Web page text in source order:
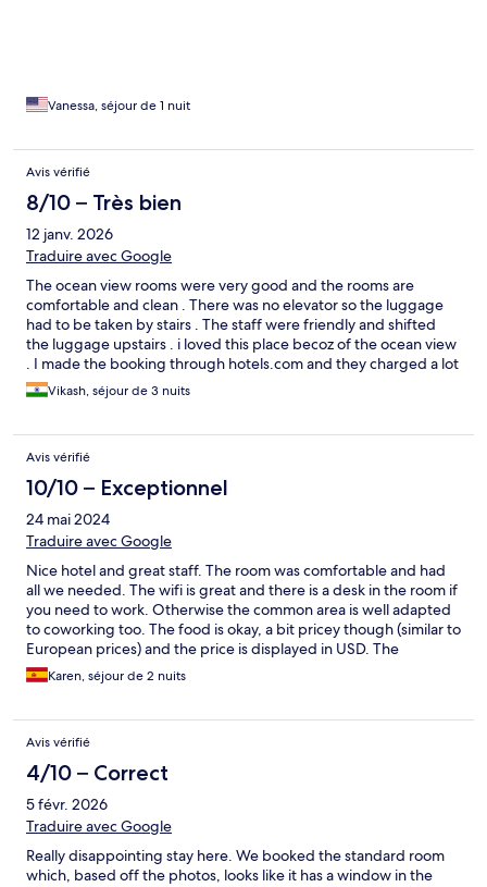
Vanessa, séjour de 1 nuit
Avis vérifié
8/10 – Très bien
12 janv. 2026
Traduire avec Google
The ocean view rooms were very good and the rooms are
comfortable and clean . There was no elevator so the luggage
had to be taken by stairs . The staff were friendly and shifted
the luggage upstairs . i loved this place becoz of the ocean view
. I made the booking through hotels.com and they charged a lot
, the pricing of the room was over priced i think i would have
paid half or maybe lesser price if i booked on my own or through
!!!!
Vikash, séjour de 3 nuits
Avis vérifié
10/10 – Exceptionnel
24 mai 2024
Traduire avec Google
Nice hotel and great staff. The room was comfortable and had
all we needed. The wifi is great and there is a desk in the room if
you need to work. Otherwise the common area is well adapted
to coworking too. The food is okay, a bit pricey though (similar to
European prices) and the price is displayed in USD. The
surroundings were a bit missing restaurants, you would need to
take a tuktuk especially at night time because it’s pretty dark.
Karen, séjour de 2 nuits
Avis vérifié
4/10 – Correct
5 févr. 2026
Traduire avec Google
Really disappointing stay here. We booked the standard room
which, based off the photos, looks like it has a window in the